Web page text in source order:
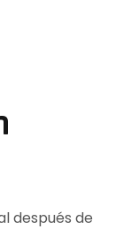
después de